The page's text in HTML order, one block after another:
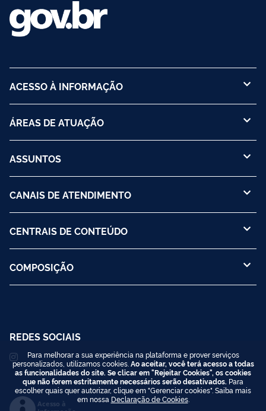
ACESSO À INFORMAÇÃO
ÁREAS DE ATUAÇÃO
ASSUNTOS
CANAIS DE ATENDIMENTO
CENTRAIS DE CONTEÚDO
COMPOSIÇÃO
REDES SOCIAIS
Acesso à
Para melhorar a sua experiência na plataforma e prover serviços
personalizados, utilizamos cookies. Ao aceitar, você terá acesso a todas
as funcionalidades do site. Se clicar em "Rejeitar Cookies", os cookies
que não forem estritamente necessários serão desativados. Para
escolher quais quer autorizar, clique em "Gerenciar cookies". Saiba mais
em nossa Declaração de Cookies.